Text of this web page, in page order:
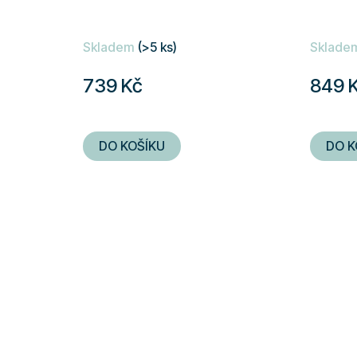
Skladem (>5 ks)
739 Kč
DO KOŠÍKU
849
DO